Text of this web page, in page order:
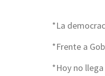
*La
*Frente a
*Hoy no